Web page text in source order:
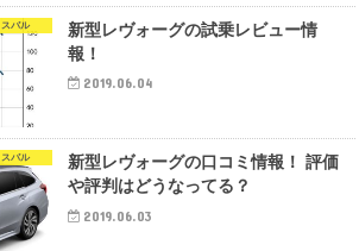
スバル
新型レヴォーグの試乗レビュー情
報！
2019.06.04
スバル
新型レヴォーグの口コミ情報！ 評価
や評判はどうなってる？
2019.06.03